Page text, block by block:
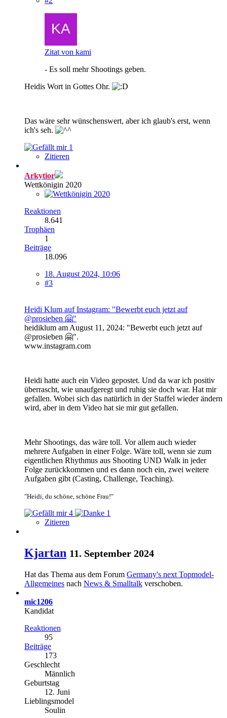
Zitat von kami
- Es soll mehr Shootings geben.
Heidis Wort in Gottes Ohr.
Das wäre sehr wünschenswert, aber ich glaub's erst, wenn
ich's seh.
1
Zitieren
Arkytior
Wettkönigin 2020
Reaktionen
8.641
Trophäen
1
Beiträge
18.096
18. August 2024, 10:06
#3
Heidi Klum auf Instagram: "Bewerbt euch jetzt auf
@prosieben 🤗"
heidiklum am August 11, 2024: "Bewerbt euch jetzt auf
@prosieben 🤗".
www.instagram.com
Heidi hatte auch ein Video gepostet. Und da war ich positiv
überrascht, wie unaufgeregt und ruhig sie doch war. Hat mir
gefallen. Wobei sich das natürlich in der Staffel wieder ändern
wird, aber in dem Video hat sie mir gut gefallen.
Mehr Shootings, das wäre toll. Vor allem auch wieder
mehrere Aufgaben in einer Folge. Wäre toll, wenn sie zum
eigentlichen Rhythmus aus Shooting UND Walk in jeder
Folge zurückkommen und es dann noch ein, zwei weitere
Aufgaben gibt (Casting, Challenge, Teaching).
"Heidi, du schöne, schöne Frau!"
4
1
Zitieren
Kjartan 11. September 2024
Hat das Thema aus dem Forum Germany's next Topmodel-
Allgemeines nach News & Smalltalk verschoben.
mic1206
Kandidat
Reaktionen
95
Beiträge
173
Geschlecht
Männlich
Geburtstag
12. Juni
Lieblingsmodel
Soulin